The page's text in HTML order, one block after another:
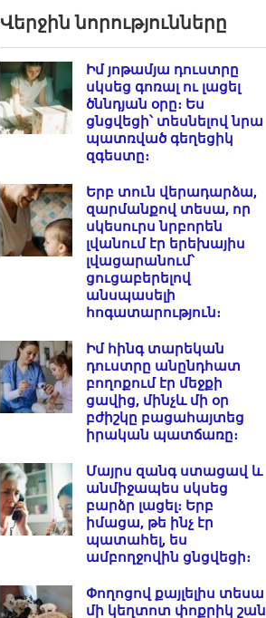
Վերջին նորությունները
Իմ յոթամյա դուստրը
սկսեց գոռալ ու լացել
ծննդյան օրը։ Ես
ցնցվեցի՝ տեսնելով նրա
պատռված գեղեցիկ
զգեստը։
Երբ տուն վերադարձա,
զարմանքով տեսա, որ
սկեսուրս նրբորեն
լվանում էր երեխայիս
լվացարանում՝
ցուցաբերելով
անսպասելի
հոգատարություն։
Իմ հինգ տարեկան
դուստրը անընդհատ
բողոքում էր մեջքի
ցավից, մինչև մի օր
բժիշկը բացահայտեց
իրական պատճառը։
Մայրս զանգ ստացավ և
անմիջապես սկսեց
բարձր լացել։ Երբ
իմացա, թե ինչ էր
պատահել, ես
ամբողջովին ցնցվեցի։
Փողոցով քայլելիս տեսա
մի կեղտոտ փոքրիկ շան